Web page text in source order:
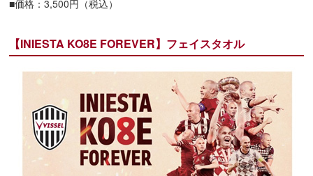
■価格：3,500円（税込）
【INIESTA KO8E FOREVER】フェイスタオル